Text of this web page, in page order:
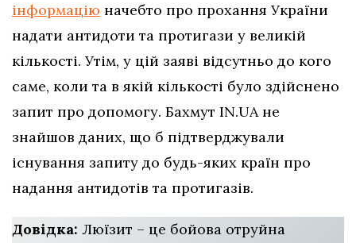
інформацію начебто про прохання України
надати антидоти та протигази у великій
кількості. Утім, у цій заяві відсутньо до кого
саме, коли та в якій кількості було здійснено
запит про допомогу. Бахмут IN.UA не
знайшов даних, що б підтверджували
існування запиту до будь-яких країн про
надання антидотів та протигазів.
Довідка: Люїзит – це бойова отруйна